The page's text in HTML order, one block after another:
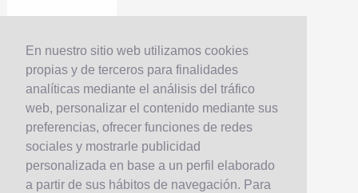
En nuestro sitio web utilizamos cookies
propias y de terceros para finalidades
analíticas mediante el análisis del tráfico
web, personalizar el contenido mediante sus
preferencias, ofrecer funciones de redes
sociales y mostrarle publicidad
personalizada en base a un perfil elaborado
a partir de sus hábitos de navegación. Para